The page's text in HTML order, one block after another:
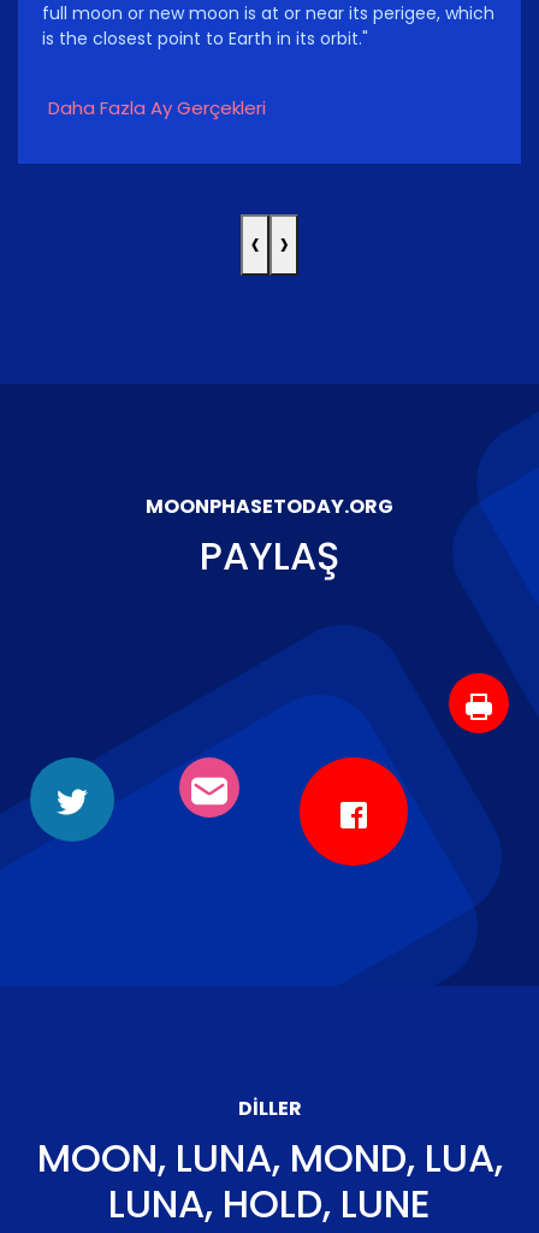
full moon or new moon is at or near its perigee, which
is the closest point to Earth in its orbit."
Daha Fazla Ay Gerçekleri
‹ ›
MOONPHASETODAY.ORG
PAYLAŞ
DILLER
MOON, LUNA, MOND, LUA,
LUNA, HOLD, LUNE